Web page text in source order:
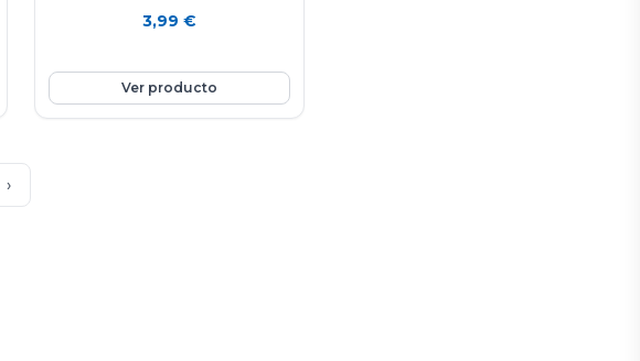
3,99 €
Ver producto
›